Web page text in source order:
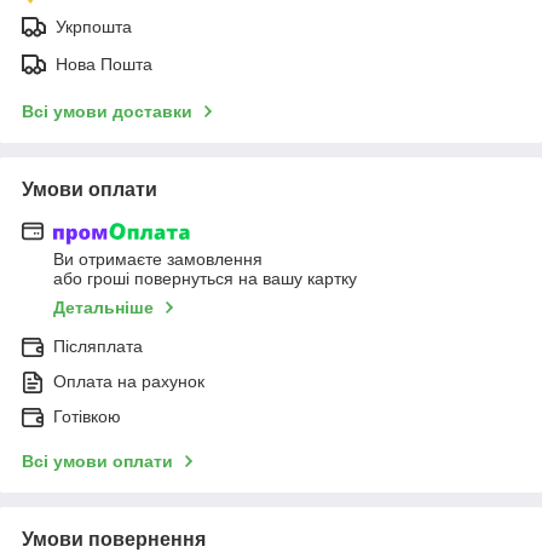
Укрпошта
Нова Пошта
Всі умови доставки
Умови оплати
Ви отримаєте замовлення
або гроші повернуться на вашу картку
Детальніше
Післяплата
Оплата на рахунок
Готівкою
Всі умови оплати
Умови повернення